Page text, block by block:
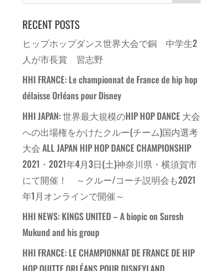
RECENT POSTS
ヒップホップダンス世界大会で銅 中学生2
人が市長賞 習志野
HHI FRANCE: Le championnat de France de hip hop
délaisse Orléans pour Disney
HHI JAPAN: 世界最大規模のHIP HOP DANCE 大会
への出場権をかけたクルー(チーム)国内選考
大会 ALL JAPAN HIP HOP DANCE CHAMPIONSHIP
2021・2021年4月3日(土)神奈川県・横須賀市
にて開催！ ～クルー/コーチ説明会も2021
年1月オンラインで開催～
HHI NEWS: KINGS UNITED – A biopic on Suresh
Mukund and his group
HHI FRANCE: LE CHAMPIONNAT DE FRANCE DE HIP